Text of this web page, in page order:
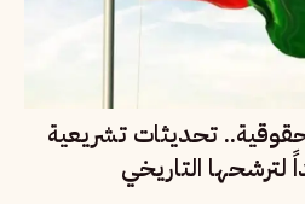
تحديثات تشريعية
لترشحها التاريخي